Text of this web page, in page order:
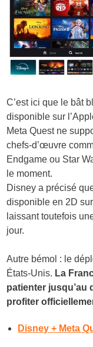
C’est ici que le bât
disponible sur
Meta Quest ne
chefs-d’œuvre
Endgame ou Star
le moment.
Disney a précisé
disponible en 2D
laissant toutefois
jour.
Autre bémol : le
États-Unis. La
patienter jusqu’au
profiter
Disney + Meta